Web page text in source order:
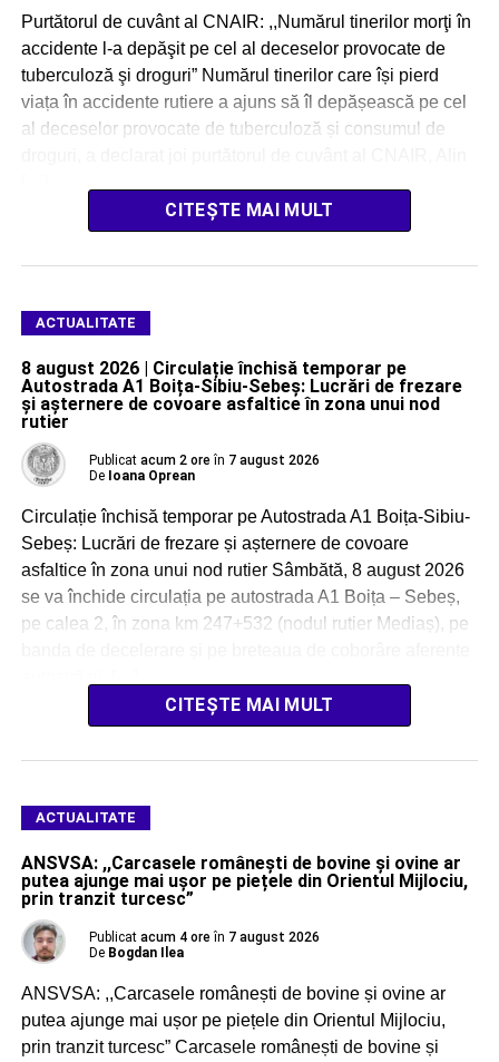
Purtătorul de cuvânt al CNAIR: ,,Numărul tinerilor morţi în
accidente l-a depăşit pe cel al deceselor provocate de
tuberculoză şi droguri” Numărul tinerilor care își pierd
viața în accidente rutiere a ajuns să îl depășească pe cel
al deceselor provocate de tuberculoză și consumul de
CITEȘTE MAI MULT
ACTUALITATE
8 august 2026 | Circulație închisă temporar pe
Autostrada A1 Boița-Sibiu-Sebeș: Lucrări de frezare
și așternere de covoare asfaltice în zona unui nod
rutier
Publicat acum 2 ore în 7 august 2026
De Ioana Oprean
Circulație închisă temporar pe Autostrada A1 Boița-Sibiu-
Sebeș: Lucrări de frezare și așternere de covoare
asfaltice în zona unui nod rutier Sâmbătă, 8 august 2026
se va închide circulația pe autostrada A1 Boița – Sebeș,
pe calea 2, în zona km 247+532 (nodul rutier Mediaș), pe
CITEȘTE MAI MULT
ACTUALITATE
ANSVSA: ,,Carcasele românești de bovine și ovine ar
putea ajunge mai ușor pe piețele din Orientul Mijlociu,
prin tranzit turcesc”
Publicat acum 4 ore în 7 august 2026
De Bogdan Ilea
ANSVSA: ,,Carcasele românești de bovine și ovine ar
putea ajunge mai ușor pe piețele din Orientul Mijlociu,
prin tranzit turcesc” Carcasele românești de bovine și